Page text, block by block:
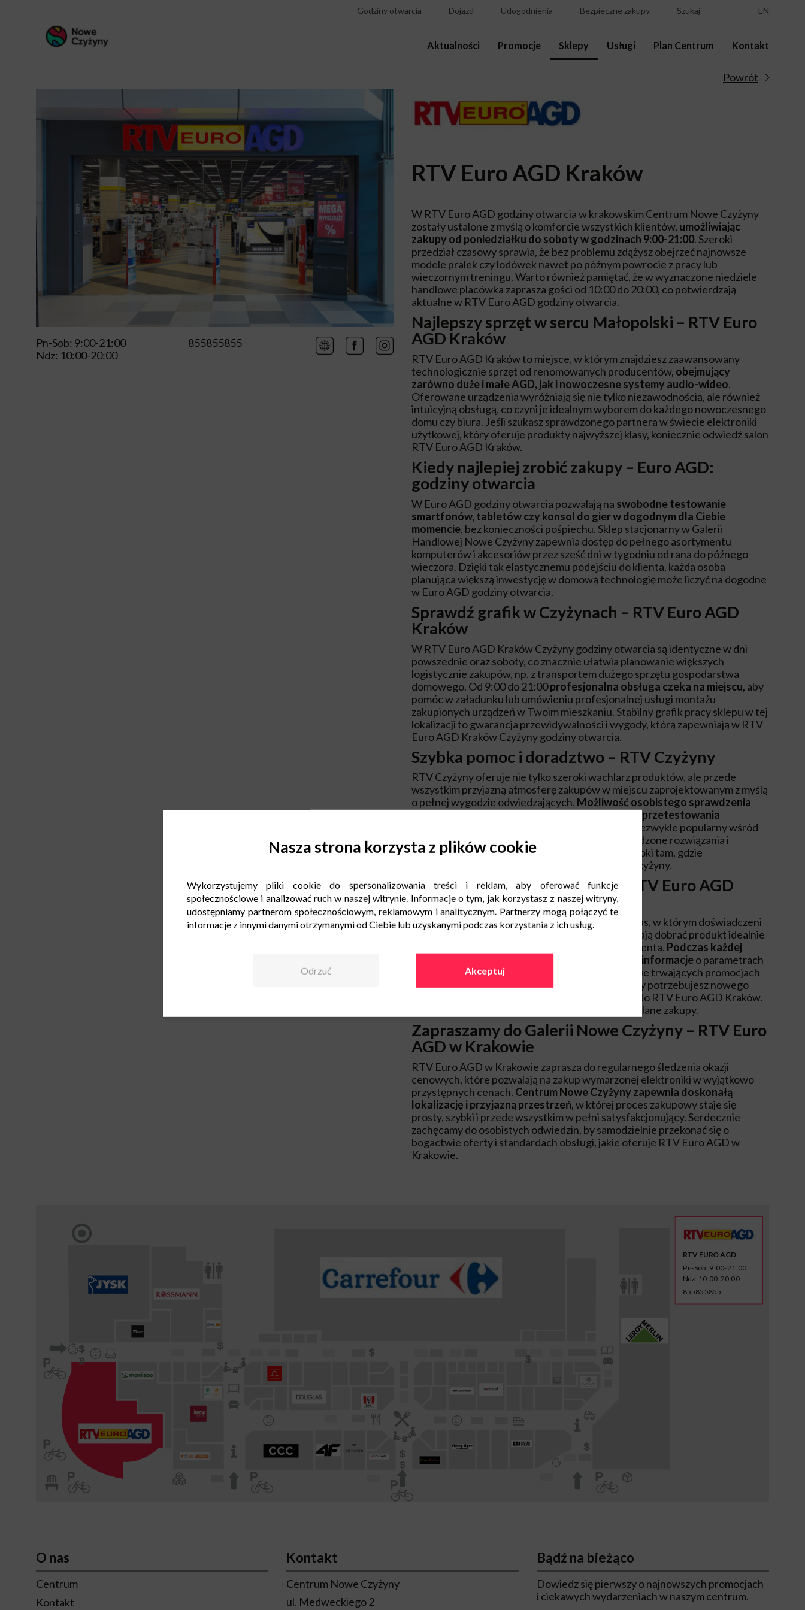
Godziny otwarcia Dojazd Udogodnienia Bezpieczne zakupy Szukaj EN
Aktualności Promocje Sklepy Usługi Plan Centrum Kontakt
Powrót
RTV Euro AGD Kraków
W RTV Euro AGD godziny otwarcia w krakowskim Centrum Nowe Czyżyny
zostały ustalone z myślą o komforcie wszystkich klientów, umożliwiając
zakupy od poniedziałku do soboty w godzinach 9:00-21:00. Szeroki
przedział czasowy sprawia, że bez problemu zdążysz obejrzeć najnowsze
modele pralek czy lodówek nawet po późnym powrocie z pracy lub
wieczornym treningu. Warto również pamiętać, że w wyznaczone niedziele
handlowe placówka zaprasza gości od 10:00 do 20:00, co potwierdzają
aktualne w RTV Euro AGD godziny otwarcia.
Najlepszy sprzęt w sercu Małopolski – RTV Euro
AGD Kraków
RTV Euro AGD Kraków to miejsce, w którym znajdziesz zaawansowany
technologicznie sprzęt od renomowanych producentów, obejmujący
zarówno duże i małe AGD, jak i nowoczesne systemy audio-wideo.
Oferowane urządzenia wyróżniają się nie tylko niezawodnością, ale również
intuicyjną obsługą, co czyni je idealnym wyborem do każdego nowoczesnego
domu czy biura. Jeśli szukasz sprawdzonego partnera w świecie elektroniki
użytkowej, który oferuje produkty najwyższej klasy, koniecznie odwiedź salon
RTV Euro AGD Kraków.
Kiedy najlepiej zrobić zakupy – Euro AGD:
godziny otwarcia
W Euro AGD godziny otwarcia pozwalają na swobodne testowanie
smartfonów, tabletów czy konsol do gier w dogodnym dla Ciebie
momencie, bez konieczności pośpiechu. Sklep stacjonarny w Galerii
Handlowej Nowe Czyżyny zapewnia dostęp do pełnego asortymentu
komputerów i akcesoriów przez sześć dni w tygodniu od rana do późnego
wieczora. Dzięki tak elastycznemu podejściu do klienta, każda osoba
planująca większą inwestycję w domową technologię może liczyć na dogodne
w Euro AGD godziny otwarcia.
Sprawdź grafik w Czyżynach – RTV Euro AGD
Kraków
W RTV Euro AGD Kraków Czyżyny godziny otwarcia są identyczne w dni
powszednie oraz soboty, co znacznie ułatwia planowanie większych
logistycznie zakupów, np. z transportem dużego sprzętu gospodarstwa
domowego. Od 9:00 do 21:00profesjonalna obsługa czeka na miejscu, aby
pomóc w załadunku lub umówieniu profesjonalnej usługi montażu
zakupionych urządzeń w Twoim mieszkaniu. Stabilny grafik pracy sklepu w tej
lokalizacji to gwarancja przewidywalności i wygody, którą zapewniają w RTV
Euro AGD Kraków Czyżyny godziny otwarcia.
Szybka pomoc i doradztwo – RTV Czyżyny
RTV Czyżyny oferuje nie tylko szeroki wachlarz produktów, ale przede
wszystkim przyjazną atmosferę zakupów w miejscu zaprojektowanym z myślą
o pełnej wygodzie odwiedzających. Możliwość osobistego sprawdzenia
jakości obrazu w najnowszych telewizorach czy przetestowania
sprawia, że punkt ten jest niezwykle popularny wśród
mieszkańców tej części miasta. Wybierając sprawdzone rozwiązania i
korzystne ceny, zawsze warto skierować swoje kroki tam, gdzie
profesjonalizm łączy się z tradycją, czyli do RTV Czyżyny.
Fachowa porada ekspertów – RTV Euro AGD
Kraków
W RTV Euro AGD Kraków godziny otwarcia to czas, w którym doświadczeni
pracownicy sklepu służą fachową poradą i pomagają dobrać produkt idealnie
spełniający indywidualne oczekiwania każdego klienta. Podczas każdej
godziny pracy salonu możesz liczyć na rzetelne informacjeo parametrach
technicznych, atrakcyjnych rabatach oraz aktualnie trwających promocjach
na wysokiej jakości sprzęt. Niezależnie od tego, czy potrzebujesz nowego
smartfona, czy wyposażenia kuchni. Zapraszamy do RTV Euro AGD Kraków.
Godziny otwarcia to Twój czas na udane i przemyślane zakupy.
Zapraszamy do Galerii Nowe Czyżyny – RTV Euro
AGD w Krakowie
RTV Euro AGD w Krakowie zaprasza do regularnego śledzenia okazji
cenowych, które pozwalają na zakup wymarzonej elektroniki w wyjątkowo
przystępnych cenach. Centrum Nowe Czyżyny zapewnia doskonałą
lokalizację i przyjazną przestrzeń, w której proces zakupowy staje się
prosty, szybki i przede wszystkim w pełni satysfakcjonujący. Serdecznie
zachęcamy do osobistych odwiedzin, by samodzielnie przekonać się o
bogactwie oferty i standardach obsługi, jakie oferuje RTV Euro AGD w
Krakowie.
Pn-Sob: 9:00-21:00
Ndz: 10:00-20:00
855855855
RTV EURO AGD
Pn-Sob: 9:00-21:00
Ndz: 10:00-20:00
855855855
O nas
Centrum
Kontakt
Kontakt
Centrum Nowe Czyżyny
ul. Medweckiego 2
Bądź na bieżąco
Dowiedz się pierwszy o najnowszych promocjach
i ciekawych wydarzeniach w naszym centrum.
Nasza strona korzysta z plików cookie
Wykorzystujemy pliki cookie do spersonalizowania treści i reklam, aby oferować funkcje
społecznościowe i analizować ruch w naszej witrynie. Informacje o tym, jak korzystasz z naszej witryny,
udostępniamy partnerom społecznościowym, reklamowym i analitycznym. Partnerzy mogą połączyć te
informacje z innymi danymi otrzymanymi od Ciebie lub uzyskanymi podczas korzystania z ich usług.
Odrzuć Akceptuj